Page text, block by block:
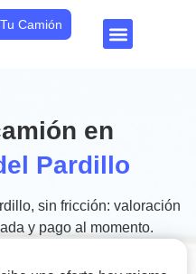
Camión
en
Pardillo
sin fricción: valoración
y pago al momento.